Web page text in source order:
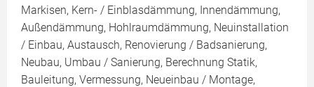
Markisen, Kern- / Einblasdämmung, Innendämmung,
Außendämmung, Hohlraumdämmung, Neuinstallation
/ Einbau, Austausch, Renovierung / Badsanierung,
Neubau, Umbau / Sanierung, Berechnung Statik,
Bauleitung, Vermessung, Neueinbau / Montage,